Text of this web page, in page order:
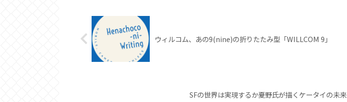
ウィルコム、あの9(nine)の折りたたみ型「WILLCOM 9」
SFの世界は実現するか――夏野氏が描くケータイの未来